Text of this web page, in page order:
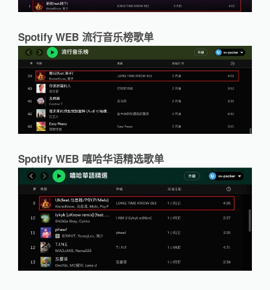
Spotify WEB 流行音乐榜歌单
Spotify WEB 嘻哈华语精选歌单